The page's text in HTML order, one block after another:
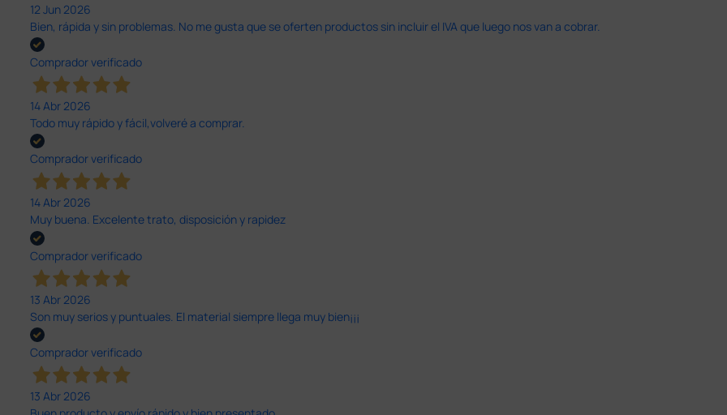
12 Jun 2026
Bien, rápida y sin problemas. No me gusta que se oferten productos sin incluir el IVA que luego nos van a cobrar.
Comprador verificado
14 Abr 2026
Todo muy rápido y fácil,volveré a comprar.
Comprador verificado
14 Abr 2026
Muy buena. Excelente trato, disposición y rapidez
Comprador verificado
13 Abr 2026
Son muy serios y puntuales. El material siempre llega muy bien¡¡¡
Comprador verificado
13 Abr 2026